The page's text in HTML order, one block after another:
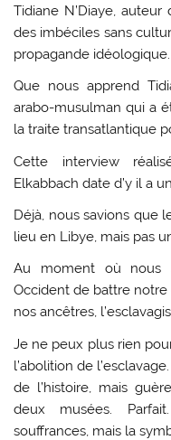
Tidiane N’Diaye, auteur
des imbéciles sans
propagande idéologique.
Que nous apprend
arabo-musulman qui a
la traite transatlantique
Cette interview
Elkabbach date d’y il a
Déjà, nous savions que
lieu en Libye, mais pas
Au moment où nous
Occident de battre
nos ancêtres,
Je ne peux plus rien
l’abolition de
de l’histoire, mais
deux musées.
souffrances, mais la